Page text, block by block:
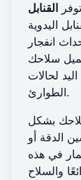
القنابل
اليدوية
انفجار
سلاحك
لحالات
الطوارئ.
بشكل
الدقة أو
في هذه
والسلاح